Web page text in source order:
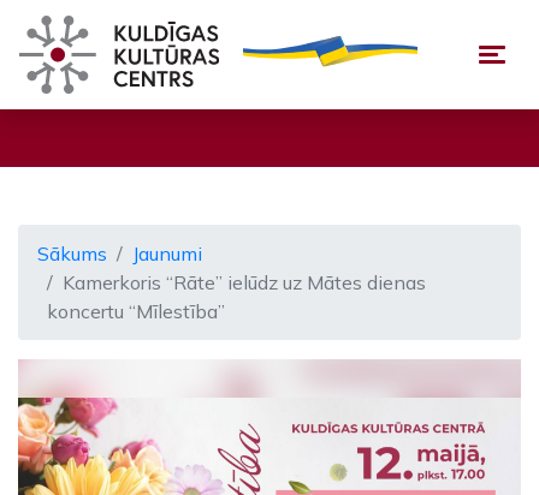
Sākums
Jaunumi
Kamerkoris “Rāte” ielūdz uz Mātes dienas
koncertu “Mīlestība”